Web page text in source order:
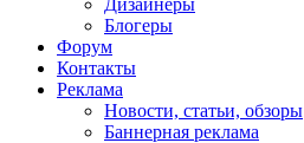
Дизайнеры
Блогеры
Форум
Контакты
Реклама
Новости, статьи, обзоры
Баннерная реклама